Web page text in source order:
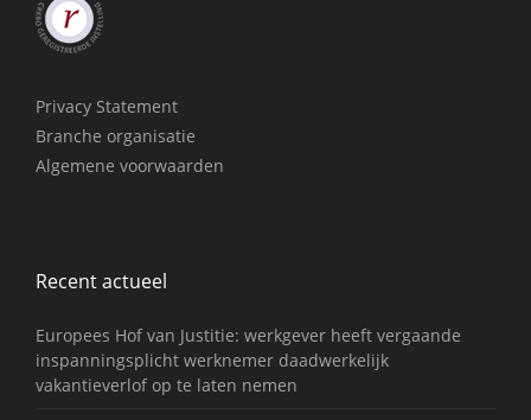
Privacy Statement
Branche organisatie
Algemene voorwaarden
Recent actueel
Europees Hof van Justitie: werkgever heeft vergaande
inspanningsplicht werknemer daadwerkelijk
vakantieverlof op te laten nemen